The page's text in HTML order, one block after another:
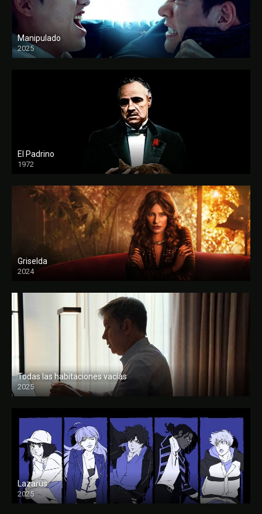
Manipulado
2025
El Padrino
1972
FULL HD
Griselda
2024
Todas las habitaciones vacías
2025
FULL HD
Lazarus
2025